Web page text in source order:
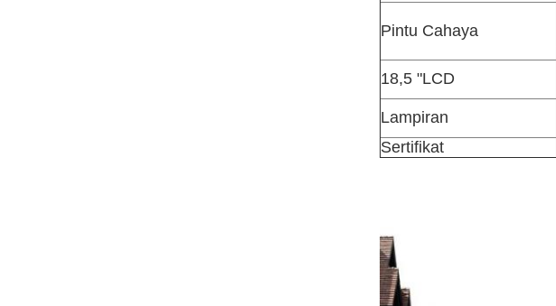
Pintu Cahaya
18,5 "LCD
Lampiran
Sertifikat